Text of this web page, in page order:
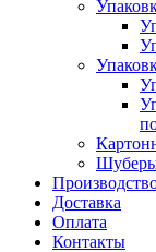
Шуберы
Доставка
Оплата
Контакты